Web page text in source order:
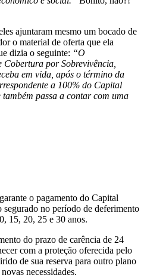
ajuntaram mesmo um bocado de
o material de oferta que ela
dizia o seguinte: “O
por Sobrevivência,
em vida, após o término da
a 100% do Capital
passa a contar com uma
o pagamento do Capital
no período de deferimento
15, 20, 25 e 30 anos.
do prazo de carência de 24
com a proteção oferecida pelo
de sua reserva para outro plano
necessidades.